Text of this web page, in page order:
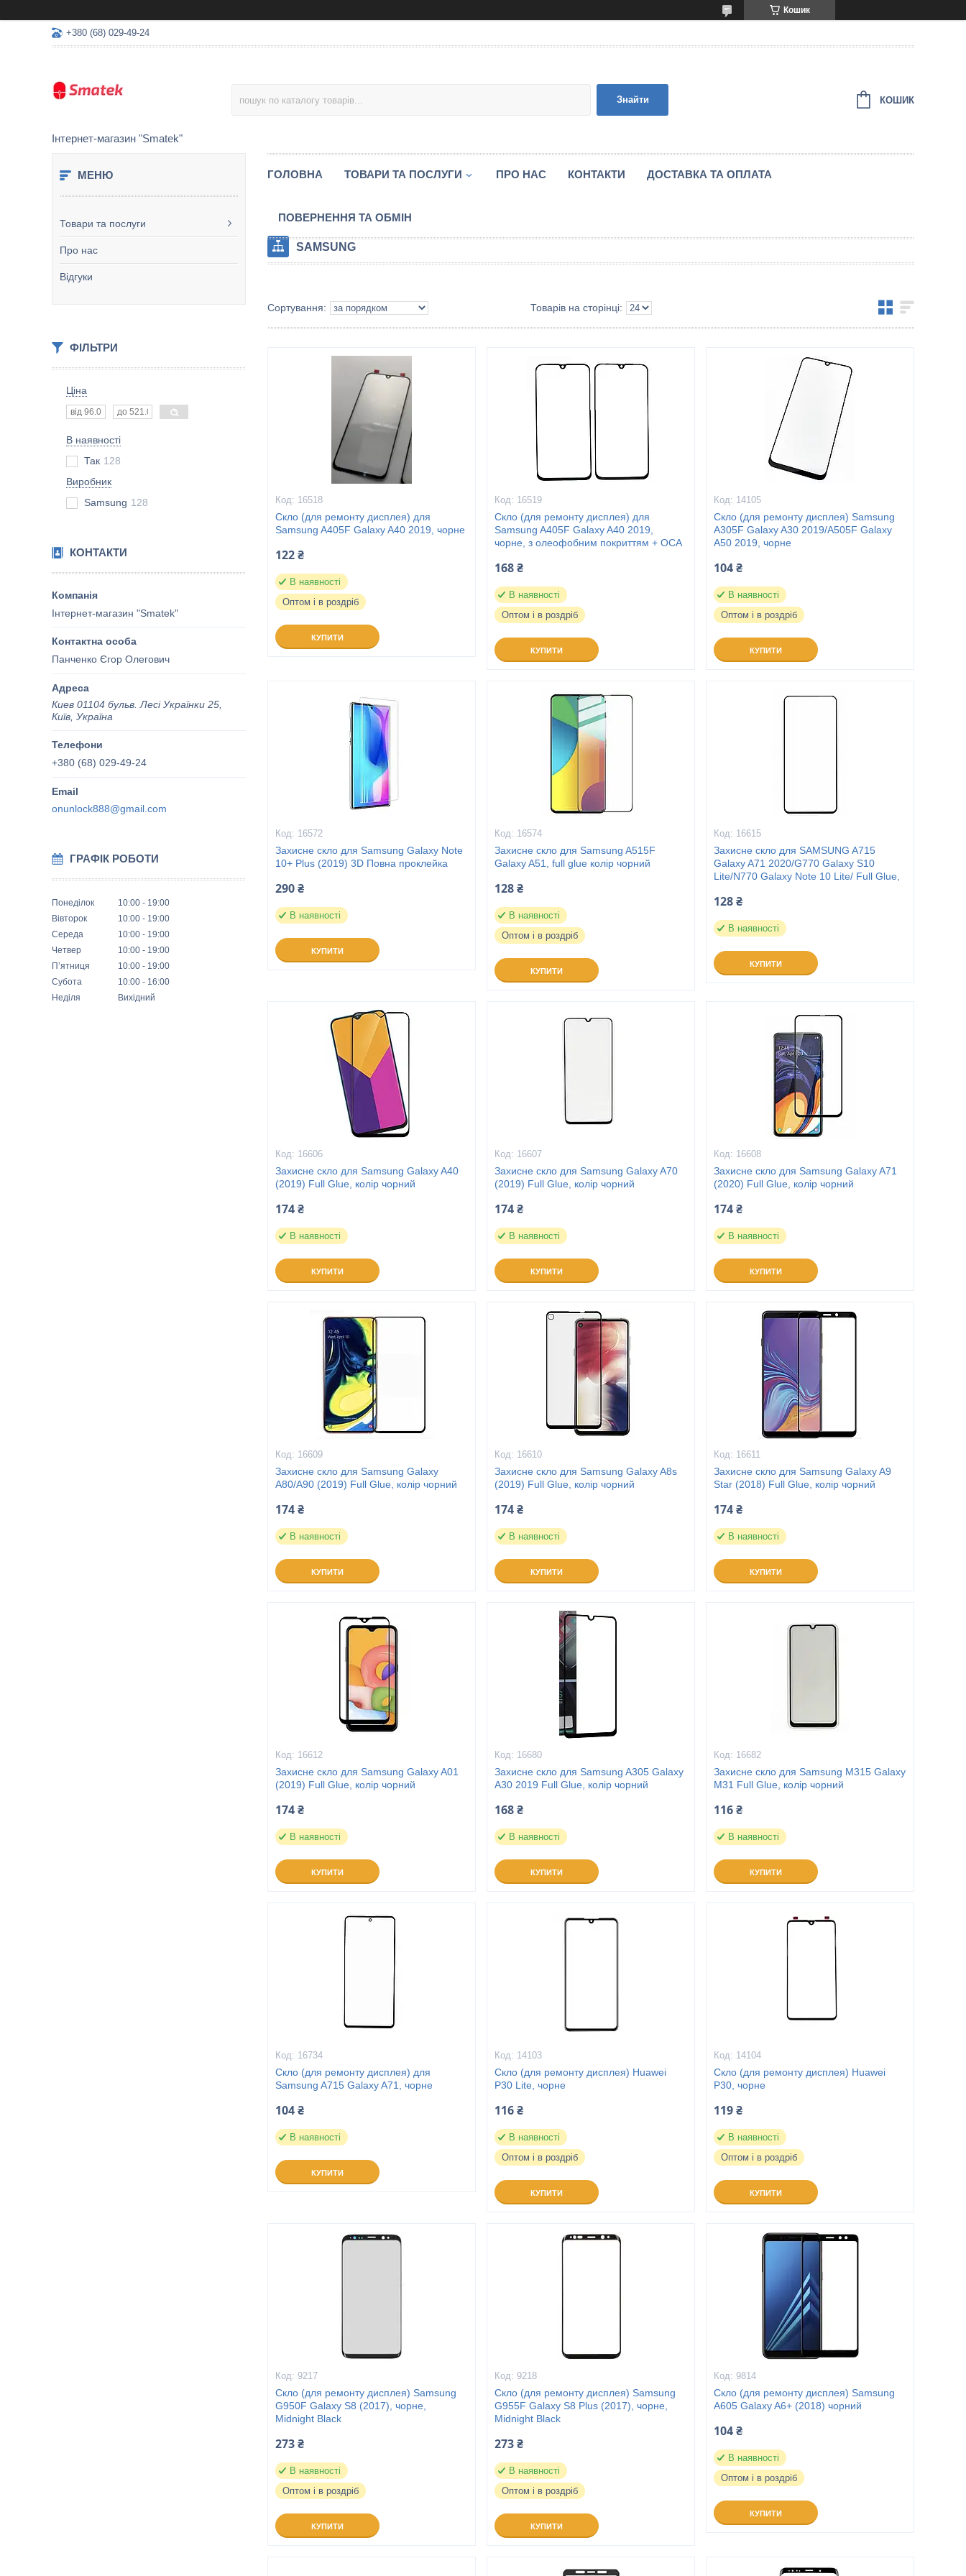
Кошик
+380 (68) 029-49-24
Інтернет-магазин "Smatek"
Знайти КОШИК
Товари та послуги
Про нас
Відгуки
ФІЛЬТРИ
Ціна
В наявності
Так 128
Виробник
Samsung 128
КОНТАКТИ
Інтернет-магазин "Smatek"
Панченко Єгор Олегович
Киев 01104 бульв. Лесі Українки 25,
Київ, Україна
+380 (68) 029-49-24
onunlock888@gmail.com
ГРАФІК РОБОТИ
Понеділок 10:00
19:00
Вівторок
10:00
19:00
Середа
10:00
19:00
Четвер
10:00
19:00
Пʼятниця
10:00
19:00
Субота
10:00
16:00
Неділя
Вихідний
ГОЛОВНА ТОВАРИ ТА ПОСЛУГИ ПРО НАС КОНТАКТИ ДОСТАВКА ТА ОПЛАТА
ПОВЕРНЕННЯ ТА ОБМІН
SAMSUNG
16518
Скло (для ремонту дисплея) для
Samsung A405F Galaxy A40 2019, чорне
122 ₴
В наявності
Оптом і в роздріб
КУПИТИ
16519
Скло (для ремонту дисплея) для
Samsung A405F Galaxy A40 2019,
чорне, з олеофобним покриттям + OCA
168 ₴
В наявності
Оптом і в роздріб
КУПИТИ
14105
Скло (для ремонту дисплея) Samsung
A305F Galaxy A30 2019/A505F Galaxy
A50 2019, чорне
104 ₴
В наявності
Оптом і в роздріб
КУПИТИ
16572
Захисне скло для Samsung Galaxy Note
10+ Plus (2019) 3D Повна проклейка
290 ₴
В наявності
КУПИТИ
16574
Захисне скло для Samsung A515F
Galaxy A51, full glue колір чорний
128 ₴
В наявності
Оптом і в роздріб
КУПИТИ
16615
Захисне скло для SAMSUNG A715
Galaxy A71 2020/G770 Galaxy S10
Lite/N770 Galaxy Note 10 Lite/ Full Glue,
128 ₴
В наявності
КУПИТИ
16606
Захисне скло для Samsung Galaxy A40
(2019) Full Glue, колір чорний
174 ₴
В наявності
КУПИТИ
16607
Захисне скло для Samsung Galaxy A70
(2019) Full Glue, колір чорний
174 ₴
В наявності
КУПИТИ
16608
Захисне скло для Samsung Galaxy A71
(2020) Full Glue, колір чорний
174 ₴
В наявності
КУПИТИ
16609
Захисне скло для Samsung Galaxy
A80/A90 (2019) Full Glue, колір чорний
174 ₴
В наявності
КУПИТИ
16610
Захисне скло для Samsung Galaxy A8s
(2019) Full Glue, колір чорний
174 ₴
В наявності
КУПИТИ
16611
Захисне скло для Samsung Galaxy A9
Star (2018) Full Glue, колір чорний
174 ₴
В наявності
КУПИТИ
16612
Захисне скло для Samsung Galaxy A01
(2019) Full Glue, колір чорний
174 ₴
В наявності
КУПИТИ
16680
Захисне скло для Samsung A305 Galaxy
A30 2019 Full Glue, колір чорний
168 ₴
В наявності
КУПИТИ
16682
Захисне скло для Samsung M315 Galaxy
M31 Full Glue, колір чорний
116 ₴
В наявності
КУПИТИ
16734
Скло (для ремонту дисплея) для
Samsung A715 Galaxy A71, чорне
104 ₴
В наявності
КУПИТИ
14103
Скло (для ремонту дисплея) Huawei
P30 Lite, чорне
116 ₴
В наявності
Оптом і в роздріб
КУПИТИ
14104
Скло (для ремонту дисплея) Huawei
P30, чорне
119 ₴
В наявності
Оптом і в роздріб
КУПИТИ
9217
Скло (для ремонту дисплея) Samsung
G950F Galaxy S8 (2017), чорне,
Midnight Black
273 ₴
В наявності
Оптом і в роздріб
КУПИТИ
9218
Скло (для ремонту дисплея) Samsung
G955F Galaxy S8 Plus (2017), чорне,
Midnight Black
273 ₴
В наявності
Оптом і в роздріб
КУПИТИ
9814
Скло (для ремонту дисплея) Samsung
A605 Galaxy A6+ (2018) чорний
104 ₴
В наявності
Оптом і в роздріб
КУПИТИ